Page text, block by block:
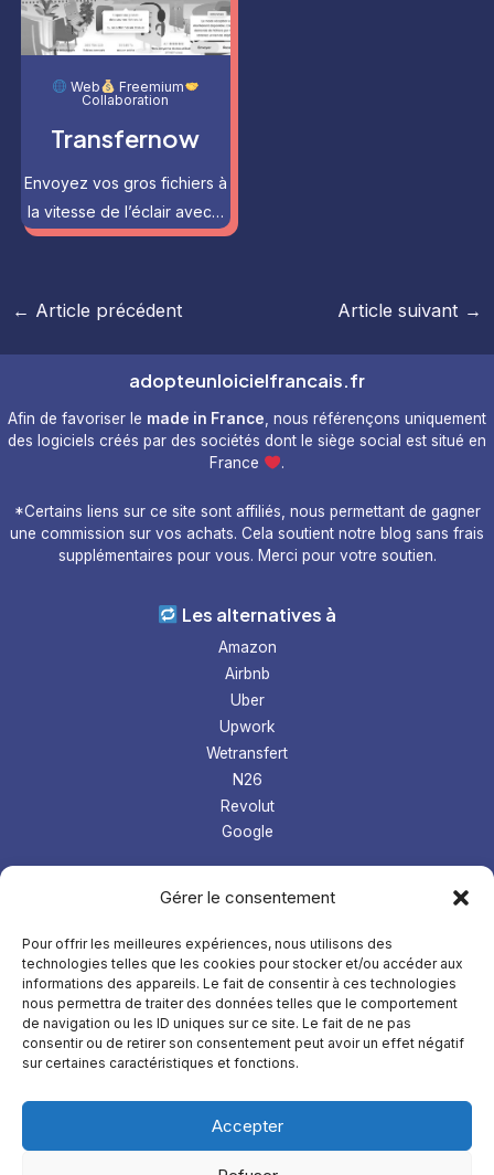
Gérer le consentement
Pour offrir les meilleures expériences, nous utilisons des
technologies telles que les cookies pour stocker et/ou accéder aux
informations des appareils. Le fait de consentir à ces technologies
nous permettra de traiter des données telles que le comportement
de navigation ou les ID uniques sur ce site. Le fait de ne pas
consentir ou de retirer son consentement peut avoir un effet négatif
sur certaines caractéristiques et fonctions.
Accepter
Web
Freemium
Collaboration
Transfernow
Envoyez vos gros fichiers à
la vitesse de l’éclair avec…
Navigation
← Article précédent Article suivant →
adopteunloicielfrancais.fr
Afin de favoriser le made in France , nous référençons uniquement
des logiciels créés par des sociétés dont le siège social est situé en
France
.
*Certains liens sur ce site sont affiliés, nous permettant de gagner
une commission sur vos achats. Cela soutient notre blog sans frais
supplémentaires pour vous. Merci pour votre soutien.
Les alternatives à
Amazon
Airbnb
Uber
Upwork
Wetransfert
N26
Revolut
Google
Gestion microentreprise
LMS
Comptabilité
Àpropos
Mentions légales
Confidentialités